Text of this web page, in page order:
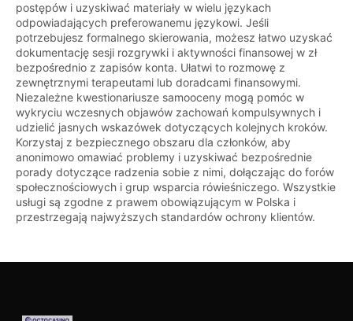
postępów i uzyskiwać materiały w wielu językach
odpowiadających preferowanemu językowi. Jeśli
potrzebujesz formalnego skierowania, możesz łatwo uzyskać
dokumentację sesji rozgrywki i aktywności finansowej w zł
bezpośrednio z zapisów konta. Ułatwi to rozmowę z
zewnętrznymi terapeutami lub doradcami finansowymi.
Niezależne kwestionariusze samooceny mogą pomóc w
wykryciu wczesnych objawów zachowań kompulsywnych i
udzielić jasnych wskazówek dotyczących kolejnych kroków.
Korzystaj z bezpiecznego obszaru dla członków, aby
anonimowo omawiać problemy i uzyskiwać bezpośrednie
porady dotyczące radzenia sobie z nimi, dołączając do forów
społecznościowych i grup wsparcia rówieśniczego. Wszystkie
usługi są zgodne z prawem obowiązującym w Polska i
przestrzegają najwyższych standardów ochrony klientów.